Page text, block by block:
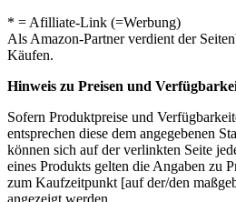
* = Afilliate-Link (=Werbung)
Als Amazon-Partner verdient der
Käufen.
Hinweis zu Preisen und
Sofern Produktpreise und
entsprechen diese dem angegebenen
können sich auf der verlinkten Seite
eines Produkts gelten die Angaben zu
zum Kaufzeitpunkt [auf der/den
angezeigt werden.